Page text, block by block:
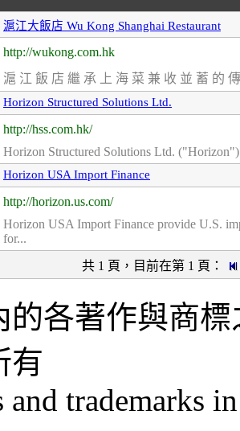
滬江大飯店 Wu Kong Shanghai Restaurant
http://wukong.com.hk
滬 江 飯 店 繼 承 上 海 菜 兼 收 並 蓄 的
Horizon Structured Solutions Ltd.
http://hss.com.hk/
Horizon Structured Solutions Ltd.
Horizon USA Import Finance
http://horizon.us.com/
Horizon USA Import Finance provide U.S.
for...
共 1 頁，目前在第 1 頁：
的各著作與商
有
trademarks